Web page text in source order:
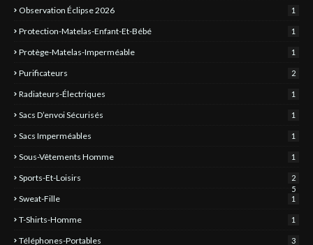
Observation Éclipse 2026 1
Protection-Matelas-Enfant-Et-Bébé 1
Protège-Matelas-Imperméable 1
Purificateurs 2
Radiateurs-Électriques 1
Sacs D’envoi Sécurisés 1
Sacs Imperméables 1
Sous-Vêtements Homme 1
Sports-Et-Loisirs
2
5
Sweat-Fille 1
T-Shirts-Homme 1
Téléphones-Portables 3